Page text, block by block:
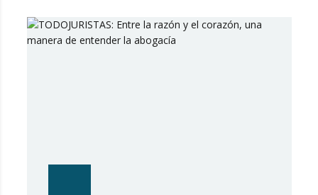
partir de un riguroso proceso de
investigación independiente basado…